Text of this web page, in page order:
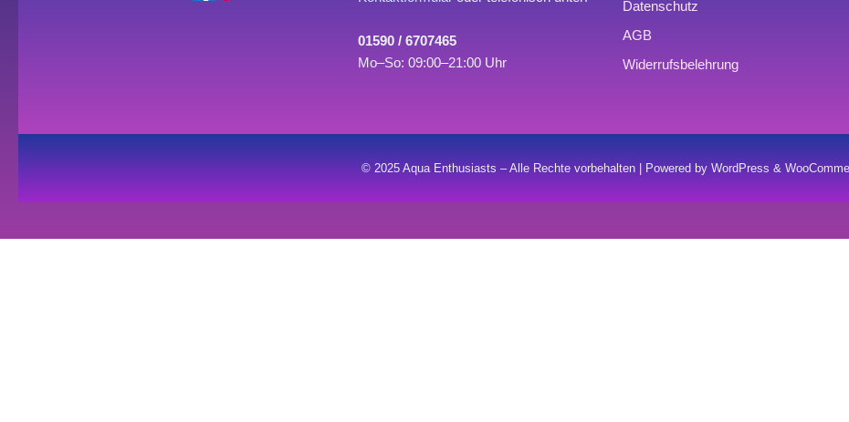
01590 / 6707465
Mo–So: 09:00–21:00 Uhr
Datenschutz
AGB
Widerrufsbelehrung
© 2025 Aqua Enthusiasts – Alle Rechte vorbehalten | Powered by WordPress &